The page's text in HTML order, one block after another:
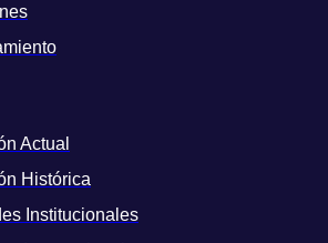
Actual
Histórica
Institucionales